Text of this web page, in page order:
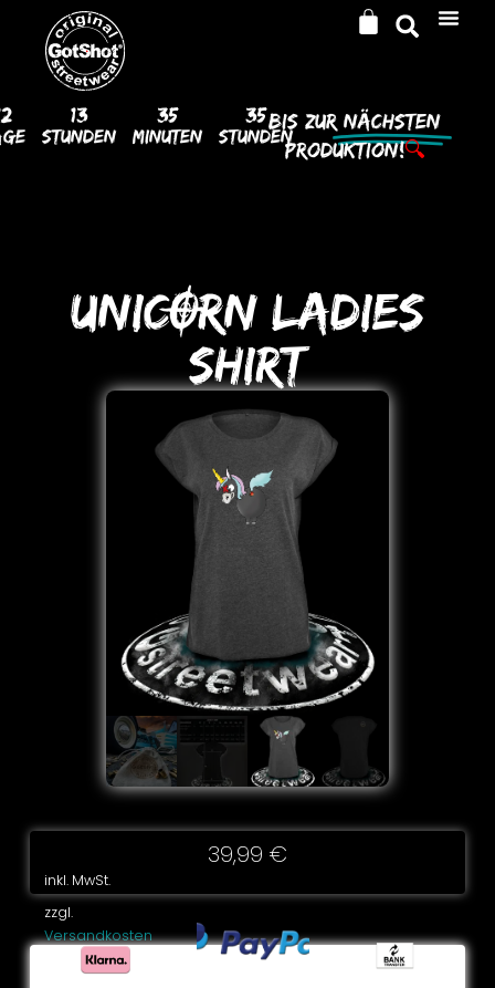
13
Stunden
35
Minuten
35
Stunden
Bis ZurNächsten
Produktion!🔍
UNICORN LADIES
SHIRT
39,99 €
inkl. MwSt.
zzgl.
Versandkosten